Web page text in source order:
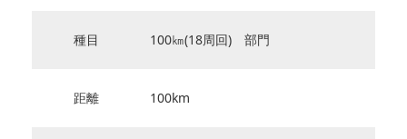
種目 100㎞(18周回) 部門
距離 100km